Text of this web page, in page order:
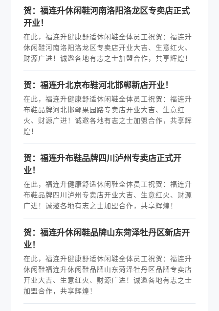
贺：福连升休闲鞋河南洛阳洛龙区专卖店正式
开业！
在此，福连升健康舒适休闲鞋全体员工祝贺：福连升
休闲鞋河南洛阳洛龙区专卖店开业大吉、生意红火、
财源广进！诚邀各地有志之士加盟合作，共享辉煌！
贺：福连升北京布鞋河北邯郸新店开业！
在此，福连升健康舒适休闲鞋全体员工祝贺：福连升
布鞋品牌河北邯郸果园路专卖店开业大吉、生意红
火、财源广进！诚邀各地有志之士加盟合作，共享辉
煌！
贺：福连升布鞋品牌四川泸州专卖店正式开
业！
在此，福连升健康舒适休闲鞋全体员工祝贺：福连升
布鞋品牌四川泸州专卖店开业大吉、生意红火、财源
广进！诚邀各地有志之士加盟合作，共享辉煌！
贺：福连升休闲鞋品牌山东菏泽牡丹区新店开
业！
在此，福连升健康舒适休闲鞋全体员工祝贺：福连升
休闲鞋福连升休闲鞋品牌山东菏泽牡丹区品牌专卖店
开业大吉、生意红火、财源广进！诚邀各地有志之士
加盟合作，共享辉煌！